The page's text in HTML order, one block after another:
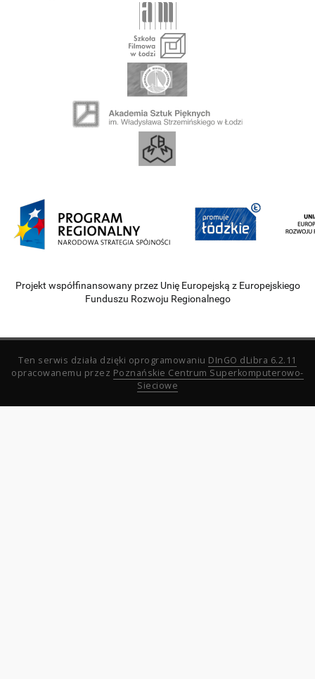
Projekt współfinansowany przez Unię Europejską z Europejskiego
Funduszu Rozwoju Regionalnego
Ten serwis działa dzięki oprogramowaniu DInGO dLibra 6.2.11
opracowanemu przez Poznańskie Centrum Superkomputerowo-
Sieciowe